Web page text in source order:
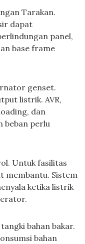
Tarakan.
dapat
panel,
base frame
genset.
listrik. AVR,
dan
beban perlu
Untuk fasilitas
membantu. Sistem
ketika listrik
bahan bakar.
bahan